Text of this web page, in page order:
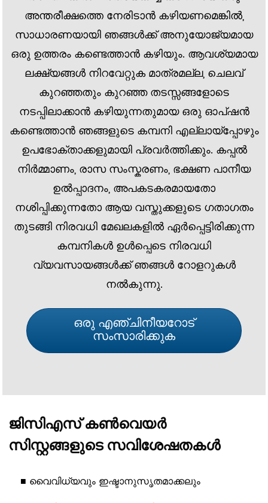
അന്തരീക്ഷത്തെ നേരിടാൻ കഴിയണമെങ്കിൽ,
സാധാരണയായി ഞങ്ങൾക്ക് അനുയോജ്യമായ
ഒരു ഉത്തരം കണ്ടെത്താൻ കഴിയും. ആവശ്യമായ
ലക്ഷ്യങ്ങൾ നിറവേറ്റുക മാത്രമല്ല, ചെലവ്
കുറഞ്ഞതും കുറഞ്ഞ തടസ്സങ്ങളോടെ
നടപ്പിലാക്കാൻ കഴിയുന്നതുമായ ഒരു ഓപ്ഷൻ
കണ്ടെത്താൻ ഞങ്ങളുടെ കമ്പനി എല്ലായ്പ്പോഴും
ഉപഭോക്താക്കളുമായി പ്രവർത്തിക്കും. കപ്പൽ
നിർമ്മാണം, രാസ സംസ്കരണം, ഭക്ഷണ പാനീയ
ഉൽപ്പാദനം, അപകടകരമായതോ
നശിപ്പിക്കുന്നതോ ആയ വസ്തുക്കളുടെ ഗതാഗതം
തുടങ്ങി നിരവധി മേഖലകളിൽ ഏർപ്പെട്ടിരിക്കുന്ന
കമ്പനികൾ ഉൾപ്പെടെ നിരവധി
വ്യവസായങ്ങൾക്ക് ഞങ്ങൾ റോളറുകൾ
നൽകുന്നു.
ഒരു എഞ്ചിനീയറോട്
സംസാരിക്കുക
ജിസിഎസ് കൺവെയർ
സിസ്റ്റങ്ങളുടെ സവിശേഷതകൾ
■ വൈവിധ്യവും ഇഷ്ടാനുസൃതമാക്കലും